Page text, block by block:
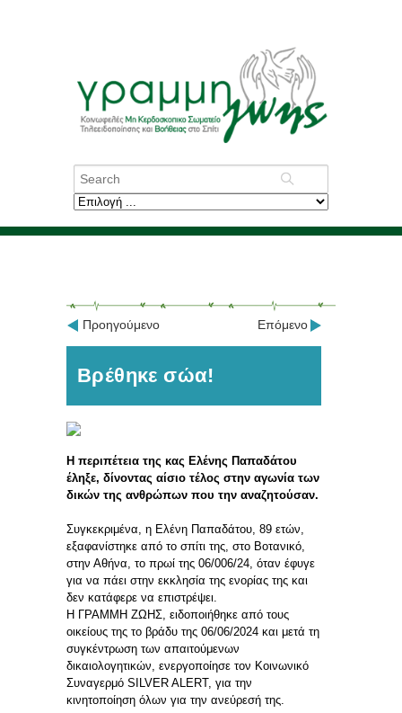
Προηγούμενο Επόμενο
Βρέθηκε σώα!
Η περιπέτεια της κας Ελένης Παπαδάτου
έληξε, δίνοντας αίσιο τέλος στην αγωνία των
δικών της ανθρώπων που την αναζητούσαν.
Συγκεκριμένα, η Ελένη Παπαδάτου, 89 ετών,
εξαφανίστηκε από το σπίτι της, στο Βοτανικό,
στην Αθήνα, το πρωί της 06/006/24, όταν έφυγε
για να πάει στην εκκλησία της ενορίας της και
δεν κατάφερε να επιστρέψει.
Η ΓΡΑΜΜΗ ΖΩΗΣ, ειδοποιήθηκε από τους
οικείους της το βράδυ της 06/06/2024 και μετά τη
συγκέντρωση των απαιτούμενων
δικαιολογητικών, ενεργοποίησε τον Κοινωνικό
Συναγερμό SILVER ALERT, για την
κινητοποίηση όλων για την ανεύρεσή της.